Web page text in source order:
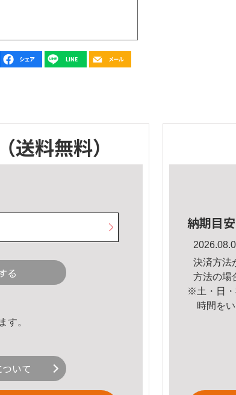
（送料無料）
る
す。
いて
納期目安
決済方法
方法の場
※土・日・
時間を